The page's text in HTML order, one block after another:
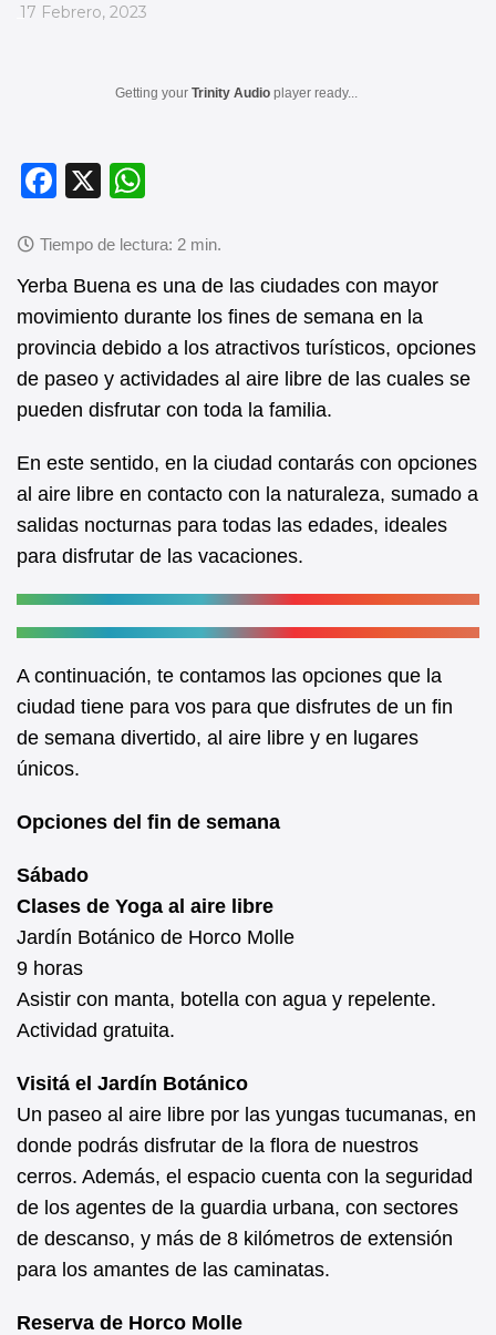
_
17 Febrero, 2023
Getting your Trinity Audio player ready...
F
c
e
b
o
o
k
X
at
s
A
p
p
Yerba Buena es una de las ciudades con mayor
movimiento durante los fines de semana en la
provincia debido a los atractivos turísticos, opciones
de paseo y actividades al aire libre de las cuales se
pueden disfrutar con toda la familia.
En este sentido, en la ciudad contarás con opciones
al aire libre en contacto con la naturaleza, sumado a
salidas nocturnas para todas las edades, ideales
para disfrutar de las vacaciones.
A continuación, te contamos las opciones que la
ciudad tiene para vos para que disfrutes de un fin
de semana divertido, al aire libre y en lugares
únicos.
Opciones del fin de semana
Sábado
Clases de Yoga al aire libre
Jardín Botánico de Horco Molle
9 horas
Asistir con manta, botella con agua y repelente.
Actividad gratuita.
Visitá el Jardín Botánico
Un paseo al aire libre por las yungas tucumanas, en
donde podrás disfrutar de la flora de nuestros
cerros. Además, el espacio cuenta con la seguridad
de los agentes de la guardia urbana, con sectores
de descanso, y más de 8 kilómetros de extensión
para los amantes de las caminatas.
Reserva de Horco Molle